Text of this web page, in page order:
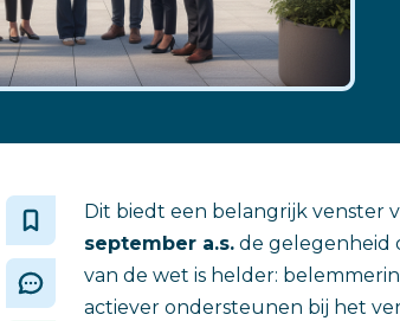
Dit biedt een belangrijk venster
september a.s. de gelegenheid
van de wet is helder:
actiever ondersteunen bij het